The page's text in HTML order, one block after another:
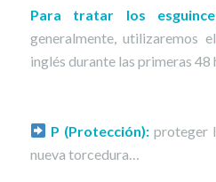
Para tratar los
generalmente, utilizaremos el
inglés durante las primeras 48
P (Protección):proteger
nueva torcedura…